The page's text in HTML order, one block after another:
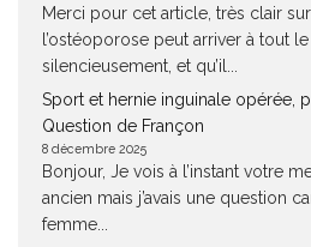
Merci pour cet article, très clair
l’ostéoporose peut arriver à tout
silencieusement, et qu’il...
Sport et hernie inguinale opérée,
Question de Françon
8 décembre 2025
Bonjour, Je vois à l’instant votre
ancien mais j’avais une question
femme...